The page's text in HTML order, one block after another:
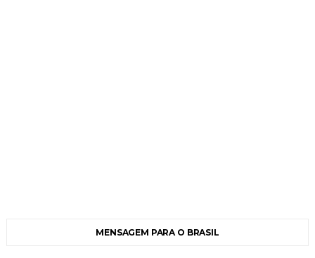
MENSAGEM PARA O BRASIL